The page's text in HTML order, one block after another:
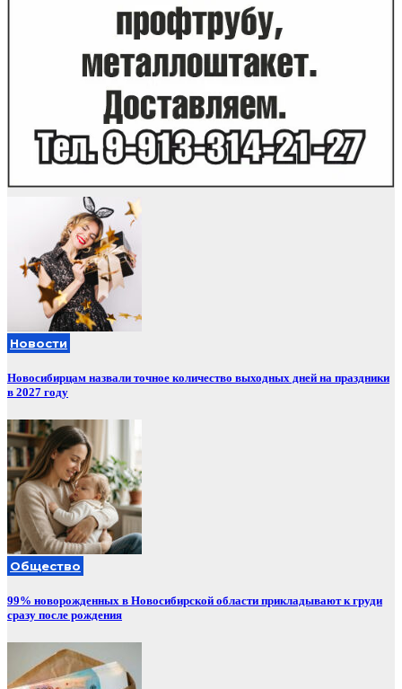
Новости
Новосибирцам назвали точное количество выходных дней на праздники
в 2027 году
Общество
99% новорожденных в Новосибирской области прикладывают к груди
сразу после рождения